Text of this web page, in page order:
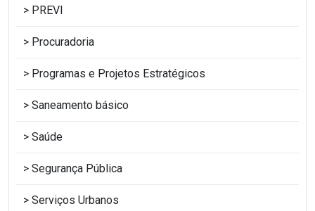
PREVI
Procuradoria
Programas e Projetos Estratégicos
Saneamento básico
Saúde
Segurança Pública
Serviços Urbanos